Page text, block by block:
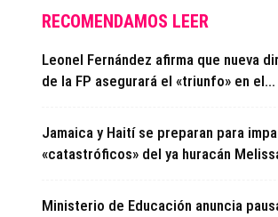
RECOMENDAMOS LEER
Leonel Fernández afirma que nueva
de la FP asegurará el «triunfo» en el...
Jamaica y Haití se preparan para
«catastróficos» del ya huracán
Ministerio de Educación anuncia